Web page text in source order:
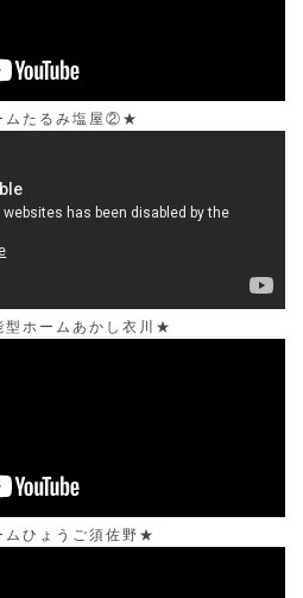
ムたるみ塩屋②★
ホームあかし衣川★
ひょうご須佐野★